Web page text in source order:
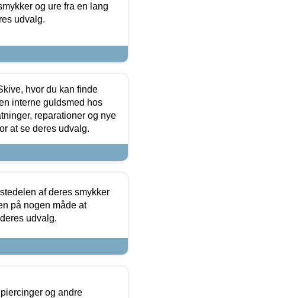
og ure fra en lang
udvalg.
hvor du kan finde
interne guldsmed hos
reparationer og nye
at se deres udvalg.
af deres smykker
på nogen måde at
udvalg.
og andre